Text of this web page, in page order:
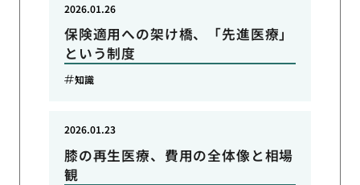
保険適用への架け橋、「先進医療」
という制度
2026.01.26
知識
膝の再生医療、費用の全体像と相場
観
2026.01.23